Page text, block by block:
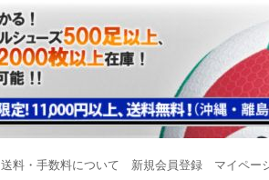
送料・手数料について 新規会員登録 マイペー